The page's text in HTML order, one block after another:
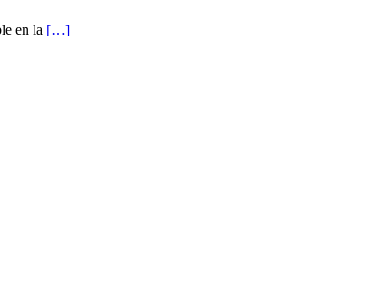
en la […]